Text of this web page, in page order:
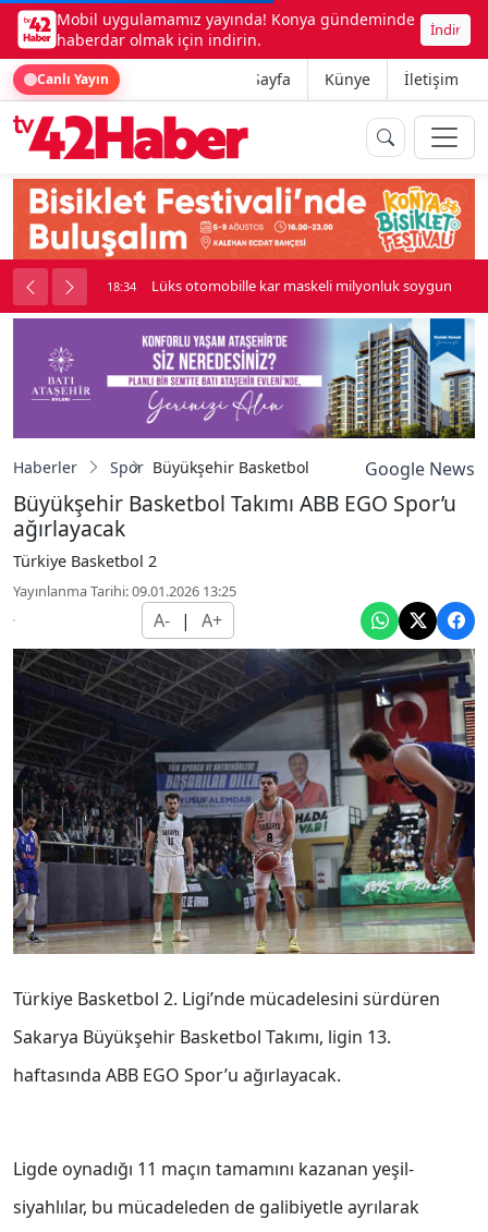
Mobil uygulamamız yayında! Konya gündeminde
haberdar olmak için indirin.
İndir
Canlı Yayın Ana Sayfa Künye İletişim
kavga çıktı 18:34 Lüks otomobille kar maskeli milyonluk soygun
Haberler Spor Büyükşehir Basketbol Takımı ABB EGO
Google News
Büyükşehir Basketbol Takımı ABB EGO Spor’u
ağırlayacak
Türkiye Basketbol 2
Yayınlanma Tarihi: 09.01.2026 13:25
A- | A+
Türkiye Basketbol 2. Ligi’nde mücadelesini sürdüren
Sakarya Büyükşehir Basketbol Takımı, ligin 13.
haftasında ABB EGO Spor’u ağırlayacak.
Ligde oynadığı 11 maçın tamamını kazanan yeşil-
siyahlılar, bu mücadeleden de galibiyetle ayrılarak